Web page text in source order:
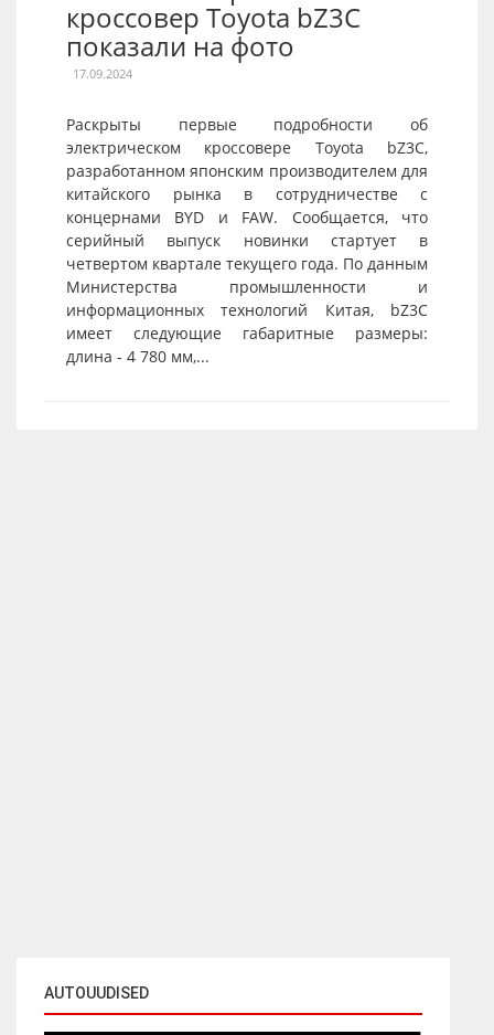
AUTOUUDISED
кроссовер Toyota bZ3C
показали на фото
17.09.2024
Раскрыты первые подробности об
электрическом кроссовере Toyota bZ3C,
разработанном японским производителем для
китайского рынка в сотрудничестве с
концернами BYD и FAW. Сообщается, что
серийный выпуск новинки стартует в
четвертом квартале текущего года. По данным
Министерства промышленности и
информационных технологий Китая, bZ3C
имеет следующие габаритные размеры:
длина - 4 780 мм,...